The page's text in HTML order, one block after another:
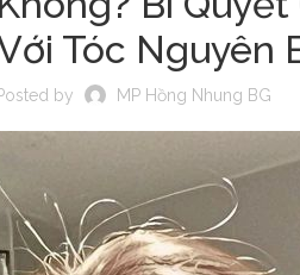
Tóc Nguyên
by MP Hồng Nhung BG